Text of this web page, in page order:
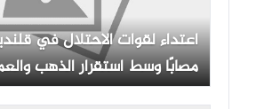
مصابًا وسط استقرار الذهب
والطقس